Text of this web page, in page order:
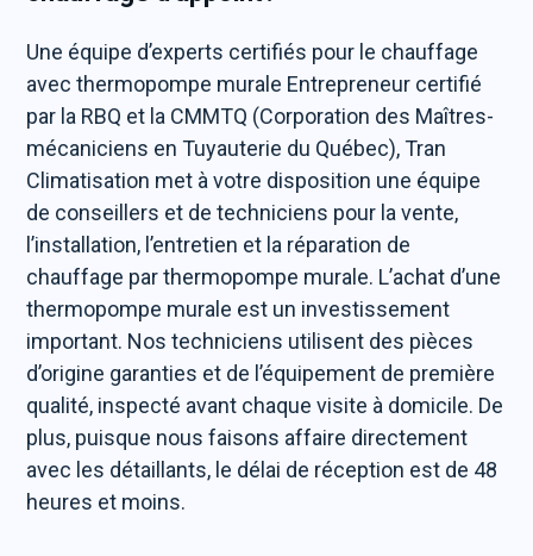
Une équipe d’experts certifiés pour le chauffage
avec thermopompe murale Entrepreneur certifié
par la RBQ et la CMMTQ (Corporation des Maîtres-
mécaniciens en Tuyauterie du Québec), Tran
Climatisation met à votre disposition une équipe
de conseillers et de techniciens pour la vente,
l’installation, l’entretien et la réparation de
chauffage par thermopompe murale. L’achat d’une
thermopompe murale est un investissement
important. Nos techniciens utilisent des pièces
d’origine garanties et de l’équipement de première
qualité, inspecté avant chaque visite à domicile. De
plus, puisque nous faisons affaire directement
avec les détaillants, le délai de réception est de 48
heures et moins.